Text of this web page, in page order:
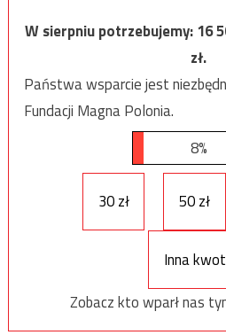
W sierpniu potrzebujemy:16
zł.
Państwa wsparcie jest
Fundacji Magna Polonia.
8%
30 zł 50 zł
Inna
Zobacz kto wparł nas